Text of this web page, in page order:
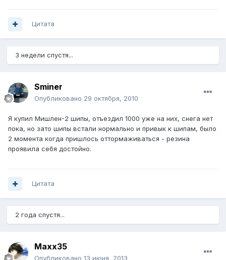
Цитата
3 недели спустя...
Sminer
Опубликовано 29 октября, 2010
Я купил Мишлен-2 шипы, отъездил 1000 уже на них, снега нет
пока, но зато шипы встали нормально и привык к шипам, было
2 момента когда пришлось оттормаживаться - резина
проявила себя достойно.
Цитата
2 года спустя...
Maxx35
Опубликовано 13 июня, 2013